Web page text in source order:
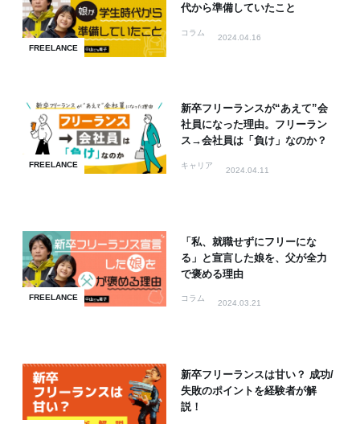
FREELANCE
代から準備していたこと
コラム
2024.04.16
FREELANCE
新卒フリーランスが“あえて”会
社員になった理由。フリーラン
ス→会社員は「負け」なのか？
キャリア
2024.04.11
FREELANCE
「私、就職せずにフリーにな
る」と宣言した娘を、父が全力
で褒める理由
コラム
2024.03.21
新卒フリーランスは甘い？ 成功/
失敗のポイントを経験者が解
説！